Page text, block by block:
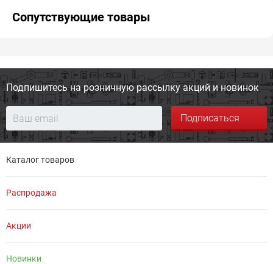
Сопутствующие товары
Подпишитесь на розничную рассылку акций и новинок
Подписаться
Каталог товаров
Распродажа
Акции
Новинки